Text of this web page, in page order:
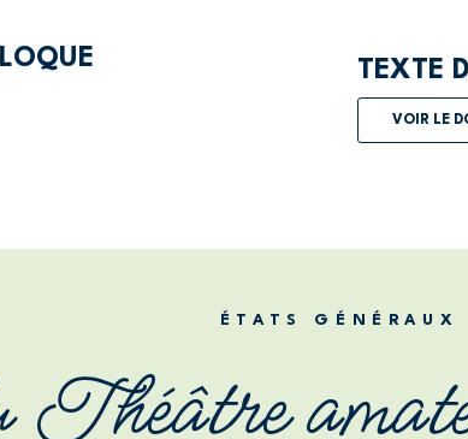
TEXTE
VOIR LE
ÉTATS GÉNÉRAUX
Théâtre